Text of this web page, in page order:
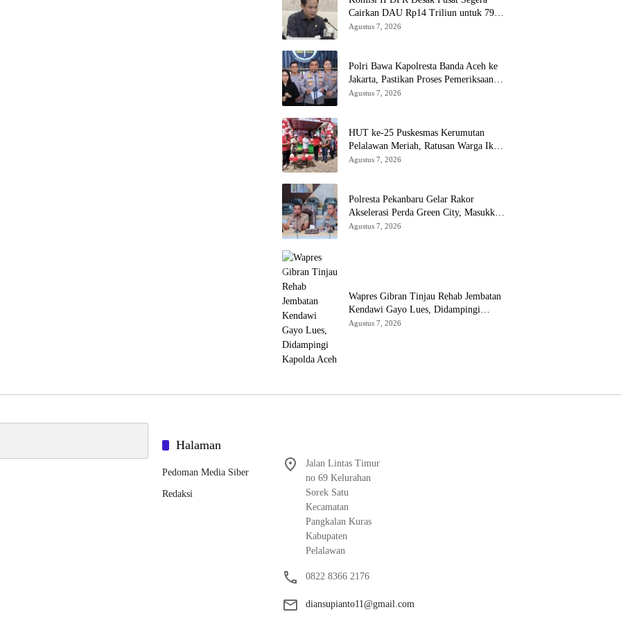
Cairkan DAU Rp14 Triliun untuk 79
Daerah, Gaji PNS Terancam Telat
Agustus 7, 2026
Polri Bawa Kapolresta Banda Aceh ke
Jakarta, Pastikan Proses Pemeriksaan
Profesional dan Transparan
Agustus 7, 2026
HUT ke-25 Puskesmas Kerumutan
Pelalawan Meriah, Ratusan Warga Ikuti
Jalan Santai dan Cek Kesehatan Gratis
Agustus 7, 2026
Polresta Pekanbaru Gelar Rakor
Akselerasi Perda Green City, Masukkan
ke Kurikulum Sekolah
Agustus 7, 2026
Wapres Gibran Tinjau Rehab Jembatan
Kendawi Gayo Lues, Didampingi
Kapolda Aceh
Agustus 7, 2026
Halaman
Pedoman Media Siber
Redaksi
Jalan Lintas Timur
no 69 Kelurahan
Sorek Satu
Kecamatan
Pangkalan Kuras
Kabupaten
Pelalawan
0822 8366 2176
diansupianto11@gmail.com